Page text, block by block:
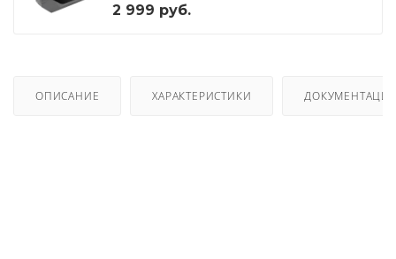
2 999 руб.
ОПИСАНИЕ ХАРАКТЕРИСТИКИ ДОКУМЕНТАЦИЯ